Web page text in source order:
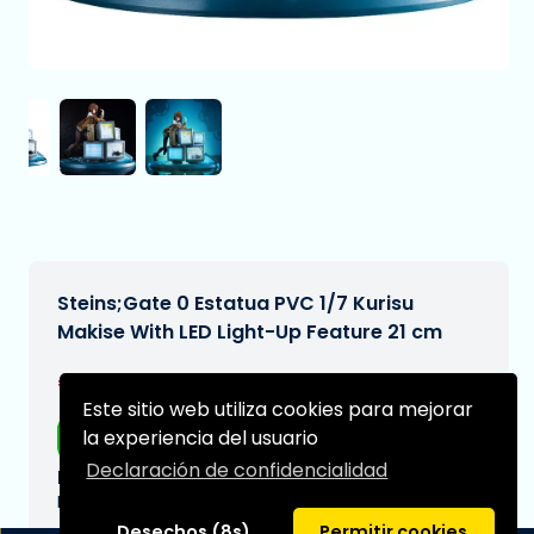
Este sitio web utiliza cookies para mejorar
la experiencia del usuario
Declaración de confidencialidad
Steins;Gate 0 Estatua PVC 1/7 Kurisu
Makise With LED Light-Up Feature 21 cm
€269,99
Envío gratis
Fecha de entrega prevista:
N/A